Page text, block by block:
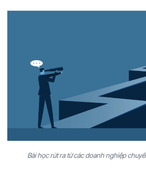
Bài học rút ra từ các doanh nghiệp